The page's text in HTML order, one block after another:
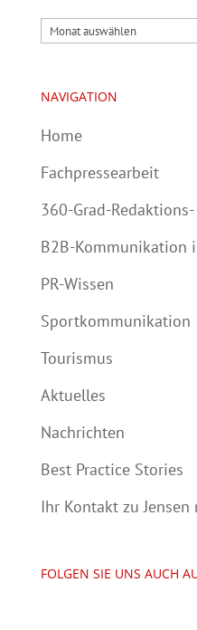
Archiv
NAVIGATION
Home
Fachpressearbeit
360-Grad-
B2B-Kommunikation
PR-Wissen
Sportkommunikation
Tourismus
Aktuelles
Nachrichten
Best Practice Stories
Ihr Kontakt zu Jensen
FOLGEN SIE UNS AUCH